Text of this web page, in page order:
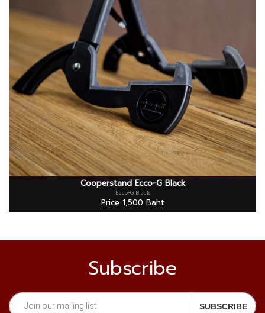
Cooperstand Ecco-G Black
Ecco-G Black
Price 1,500 Baht
Subscribe